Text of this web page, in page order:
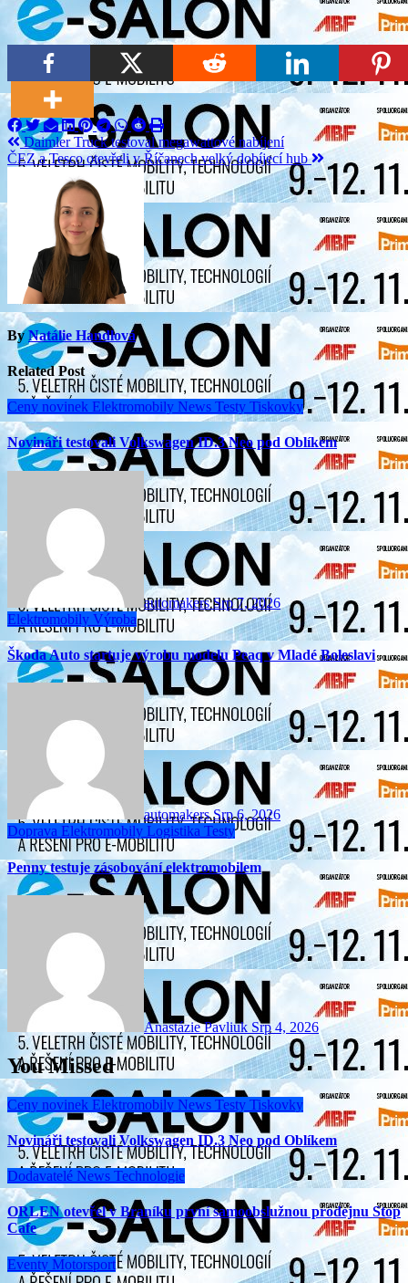
Navigace
pro
příspěvek
Daimler Truck testoval megawattové nabíjení
ČEZ a Tesco otevřeli v Říčanech velký dobíjecí hub
ByNatálie Handlová
Related Post
Ceny novinek Elektromobily News Testy Tiskovky
Novináři testovali Volkswagen ID.3 Neo pod Oblíkem
automakersSrp 7, 2026
Elektromobily Výroba
Škoda Auto startuje výrobu modelu Peaq v Mladé Boleslavi
automakersSrp 6, 2026
Doprava Elektromobily Logistika Testy
Penny testuje zásobování elektromobilem
Anastázie Pavliuk Srp 4, 2026
You Missed
Ceny novinek Elektromobily News Testy Tiskovky
Novináři testovali Volkswagen ID.3 Neo pod Oblíkem
Dodavatelé News Technologie
ORLEN otevřel v Braníku první samoobslužnou prodejnu Stop
Cafe
Eventy Motorsport